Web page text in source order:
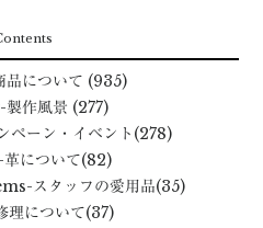
品について (935)
-製作風景 (277)
ペーン・イベント (278)
-革について(82)
-スタッフの愛用品(35)
理について(37)